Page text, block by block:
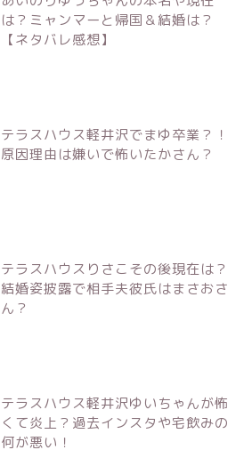
は？ミャンマーと帰国＆結婚は？
【ネタバレ感想】
テラスハウス軽井沢でまゆ卒業？！
原因理由は嫌いで怖いたかさん？
テラスハウスりさこその後現在は？
結婚姿披露で相手夫彼氏はまさおさ
ん？
テラスハウス軽井沢ゆいちゃんが怖
くて炎上？過去インスタや宅飲みの
何が悪い！